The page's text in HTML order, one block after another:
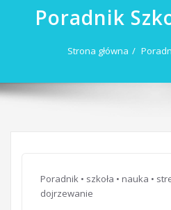
Poradnik
Strona główna
Poradnik • szkoła • nauka •
dojrzewanie